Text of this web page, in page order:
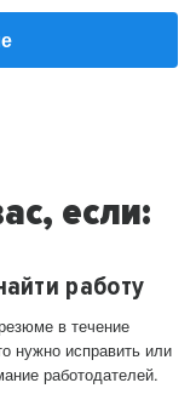
если:
работу
в течение
нужно исправить или
работодателей.